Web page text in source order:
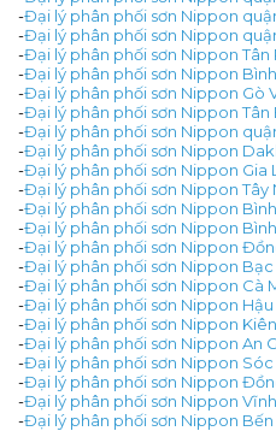
-Đại lý phân phối sơn Nippon
-Đại lý phân phối sơn Nippon
-Đại lý phân phối sơn Nippon Tân
-Đại lý phân phối sơn Nippon
-Đại lý phân phối sơn Nippon Gò
-Đại lý phân phối sơn Nippon Tân
-Đại lý phân phối sơn Nippon
-Đại lý phân phối sơn Nippon
-Đại lý phân phối sơn Nippon Gia
-Đại lý phân phối sơn Nippon Tây
-Đại lý phân phối sơn Nippon
-Đại lý phân phối sơn Nippon
-Đại lý phân phối sơn Nippon
-Đại lý phân phối sơn Nippon Bạc
-Đại lý phân phối sơn Nippon Cà
-Đại lý phân phối sơn Nippon Hậu
-Đại lý phân phối sơn Nippon
-Đại lý phân phối sơn Nippon An
-Đại lý phân phối sơn Nippon Sóc
-Đại lý phân phối sơn Nippon
-Đại lý phân phối sơn Nippon
-Đại lý phân phối sơn Nippon Bến